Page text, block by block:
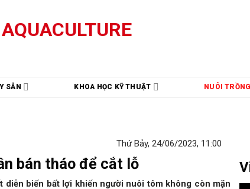
SẢN KHOA HỌC KỸ THUẬT NUÔI
Thứ Bảy, 24/06/2023, 11:00
bán tháo để cắt lỗ
biến bất lợi khiến người nuôi tôm không còn mặn